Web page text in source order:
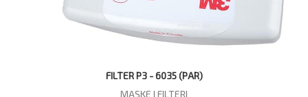
FILTER P3 - 6035 (PAR)
MASKE I FILTERI